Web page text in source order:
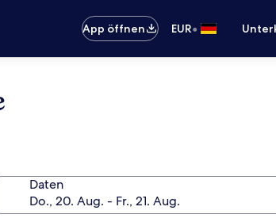
App öffnen
EUR•
Daten